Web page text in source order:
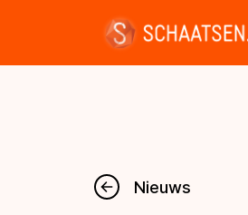
Nieuws
Nieuws